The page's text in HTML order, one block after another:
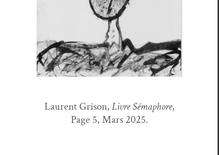
Lau­rent Gri­son, Livre Sémaphore,
Page 5, Mars 2025.